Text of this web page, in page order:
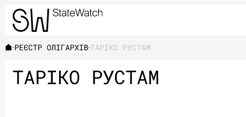
РЕЄСТР ОЛІГАРХІВТАРІКО РУСТАМ
ТАРІКО РУСТАМ